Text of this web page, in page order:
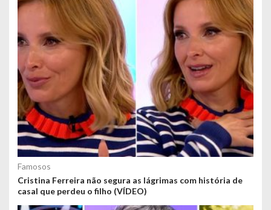
Famosos
Cristina Ferreira não segura as lágrimas com história de
casal que perdeu o filho (VÍDEO)